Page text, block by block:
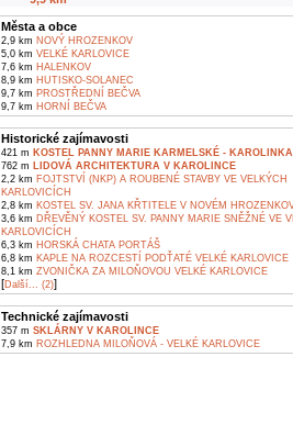
Města a obce
2,9 km NOVÝ HROZENKOV
5,0 km VELKÉ KARLOVICE
7,6 km HALENKOV
8,9 km HUTISKO-SOLANEC
9,7 km PROSTŘEDNÍ BEČVA
9,7 km HORNÍ BEČVA
Historické zajímavosti
421 m KOSTEL PANNY MARIE KARMELSKÉ - KAROLINKA
762 m LIDOVÁ ARCHITEKTURA V KAROLINCE
2,2 km FOJTSTVÍ (NKP) A ROUBENÉ STAVBY VE VELKÝCH
KARLOVICÍCH
2,8 km KOSTEL SV. JANA KŘTITELE V NOVÉM
3,6 km DŘEVĚNÝ KOSTEL SV. PANNY MARIE SNĚŽNÉ VE
KARLOVICÍCH
6,3 km HORSKÁ CHATA PORTÁŠ
6,8 km KAPLE NA ROZCESTÍ PODŤATÉ VELKÉ KARLOVICE
8,1 km ZVONIČKA ZA MILOŇOVOU VELKÉ KARLOVICE
[Další... (2)]
Technické zajímavosti
357 m SKLÁRNY V KAROLINCE
7,9 km ROZHLEDNA MILOŇOVÁ - VELKÉ KARLOVICE